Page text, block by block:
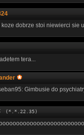
dobrze stoi niewierci sie
tera...
Gimbusie do
(*.*.22.35)